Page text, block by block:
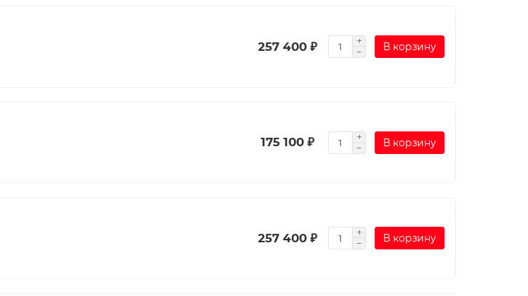
257 400 ₽ В корзину
175 100 ₽ В корзину
257 400 ₽ В корзину